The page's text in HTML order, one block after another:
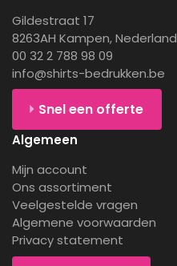
Gildestraat 17
8263AH Kampen, Nederland
00 32 2 788 98 09
info@shirts-bedrukken.be
Snel een offerte
Algemeen
Mijn account
Ons assortiment
Veelgestelde vragen
Algemene voorwaarden
Privacy statement